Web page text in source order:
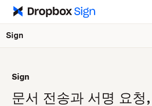
Sign
Sign
문서 전송과 서명 요청